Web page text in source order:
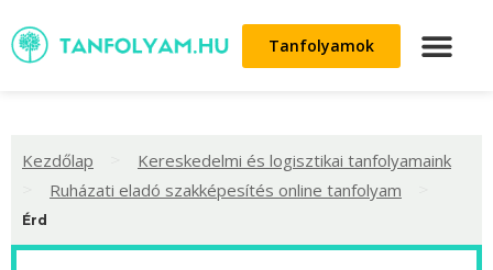
Tanfolyamok
Kezdőlap Kereskedelmi és logisztikai tanfolyamaink
Ruházati eladó szakképesítés online tanfolyam
Érd